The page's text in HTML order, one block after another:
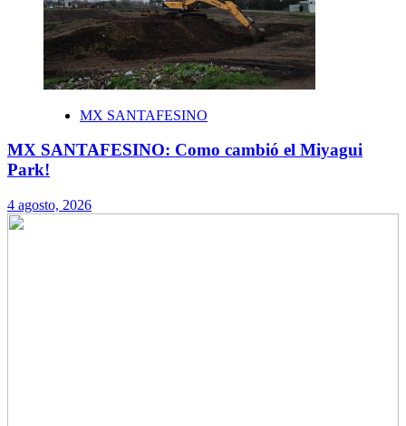
MX SANTAFESINO
MX SANTAFESINO: Como cambió el Miyagui
Park!
4 agosto, 2026